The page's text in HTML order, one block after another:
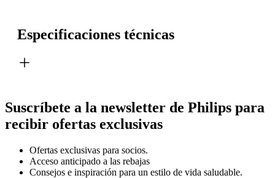
Especificaciones técnicas
Suscríbete a la newsletter de Philips para
recibir ofertas exclusivas
Ofertas exclusivas para socios.
Acceso anticipado a las rebajas
Consejos e inspiración para un estilo de vida saludable.